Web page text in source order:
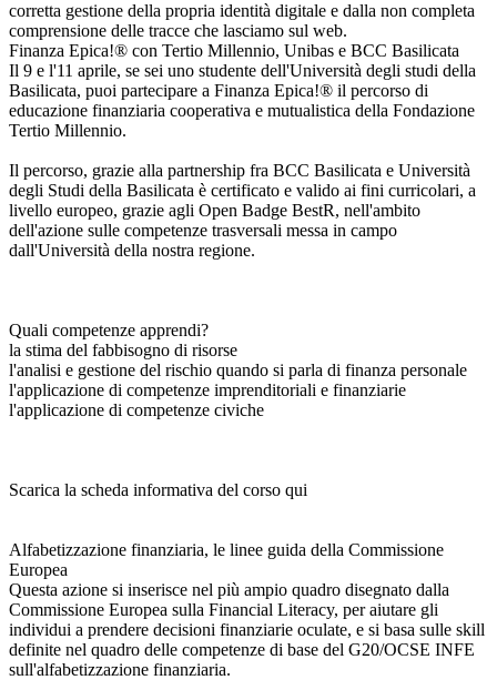
corretta gestione della propria identità digitale e dalla non completa
comprensione delle tracce che lasciamo sul web.
Finanza Epica!® con Tertio Millennio, Unibas e BCC Basilicata
Il 9 e l'11 aprile, se sei uno studente dell'Università degli studi della
Basilicata, puoi partecipare a Finanza Epica!® il percorso di
educazione finanziaria cooperativa e mutualistica della Fondazione
Tertio Millennio.
Il percorso, grazie alla partnership fra BCC Basilicata e Università
degli Studi della Basilicata è certificato e valido ai fini curricolari, a
livello europeo, grazie agli Open Badge BestR, nell'ambito
dell'azione sulle competenze trasversali messa in campo
dall'Università della nostra regione.
Quali competenze apprendi?
la stima del fabbisogno di risorse
l'analisi e gestione del rischio quando si parla di finanza personale
l'applicazione di competenze imprenditoriali e finanziarie
l'applicazione di competenze civiche
Scarica la scheda informativa del corso qui
Alfabetizzazione finanziaria, le linee guida della Commissione
Europea
Questa azione si inserisce nel più ampio quadro disegnato dalla
Commissione Europea sulla Financial Literacy, per aiutare gli
individui a prendere decisioni finanziarie oculate, e si basa sulle skill
definite nel quadro delle competenze di base del G20/OCSE INFE
sull'alfabetizzazione finanziaria.